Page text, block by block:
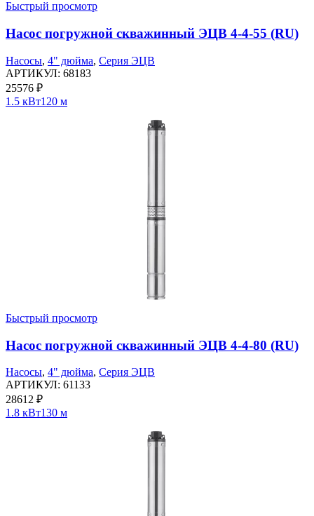
Быстрый просмотр
Насос погружной скважинный ЭЦВ 4-4-55 (RU)
Насосы, 4" дюйма, Серия ЭЦВ
АРТИКУЛ: 68183
25576 ₽
1.5 кВт120 м
Быстрый просмотр
Насос погружной скважинный ЭЦВ 4-4-80 (RU)
Насосы, 4" дюйма, Серия ЭЦВ
АРТИКУЛ: 61133
28612 ₽
1.8 кВт130 м